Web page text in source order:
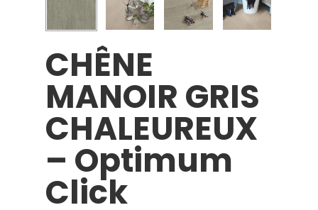
CHÊNE
MANOIR GRIS
CHALEUREUX
– Optimum
Click